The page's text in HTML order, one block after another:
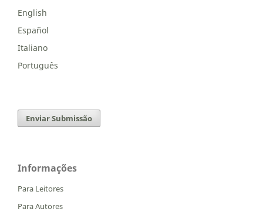
English
Español
Italiano
Português
Enviar Submissão
Informações
Para Leitores
Para Autores